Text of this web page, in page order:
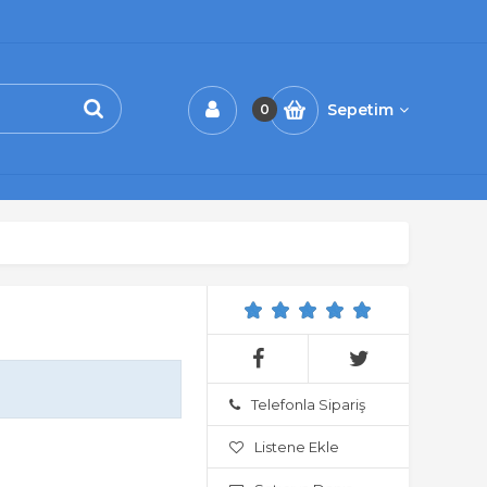
0 Sepetim
Telefonla Sipariş
Listene Ekle